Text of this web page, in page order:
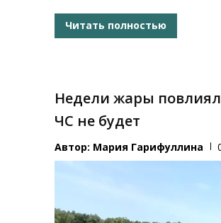
Читать полностью
Недели жары
ЧС не будет
Автор: Мария Гарифуллина